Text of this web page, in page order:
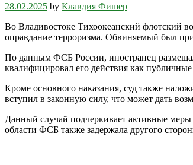
28.02.2025 by Клавдия Фишер
Во Владивостоке Тихоокеанский флотский
оправдание терроризма. Обвиняемый был
По данным ФСБ России, иностранец
квалифицировал его действия как
Кроме основного наказания, суд также
вступил в законную силу, что может дать
Данный случай подчеркивает активные меры
области ФСБ также задержала другого